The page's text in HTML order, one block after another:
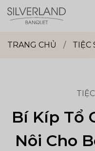
content
vụ
TRANG CHỦ / TIỆC
Bí Kíp Tổ
Nôi Cho